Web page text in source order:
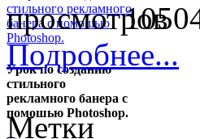
Урок по созданию
стильного
рекламного банера с
помошью Photoshop.
Подробнее...
Метки